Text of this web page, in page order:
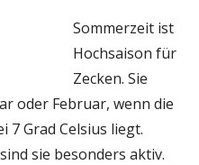
Sommerzeit ist
Hochsaison für
Zecken. Sie
oder Februar, wenn die
7 Grad Celsius liegt.
sie besonders aktiv.